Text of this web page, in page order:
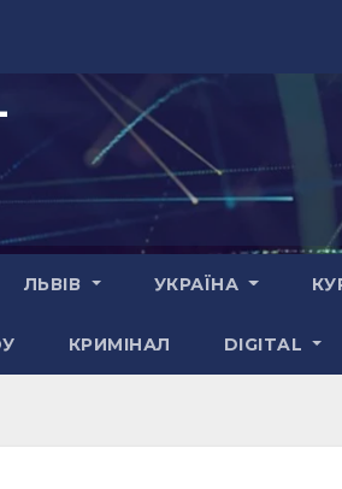
ЛЬВІВ УКРАЇНА
КРИМІНАЛ DIGITAL